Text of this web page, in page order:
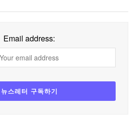
Email address: